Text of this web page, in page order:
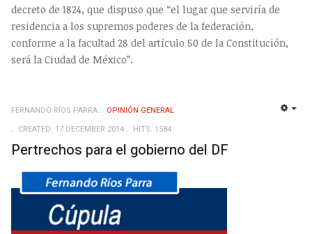
decreto de 1824, que dispuso que “el lugar que serviría de
residencia a los supremos poderes de la federación,
conforme a la facultad 28 del artículo 50 de la Constitución,
será la Ciudad de México”.
FERNANDO RÍOS PARRA
OPINIÓN GENERAL
CREATED: 17 DECEMBER 2014
HITS: 1584
Pertrechos para el gobierno del DF